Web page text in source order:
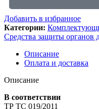
Добавить в избранное
Категории:
Средства защиты органов
Описание
Оплата и доставка
Описание
В соответствии
ТР ТС 019/2011